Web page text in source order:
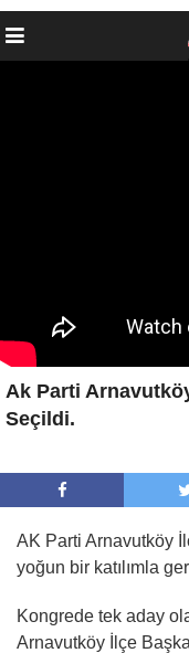
Ak Parti
Seçildi.
AK Parti Arnavutköy
yoğun bir katılımla
Kongrede tek aday
Arnavutköy İlçe